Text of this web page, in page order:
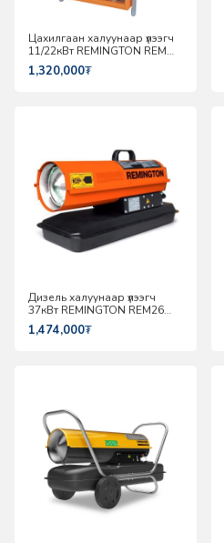
Цахилгаан халуунаар үлээгч
11/22кВт REMINGTON REM
22ECA
1,320,000₮
Дизель халуунаар үлээгч
37кВт REMINGTON REM26
CEC
1,474,000₮